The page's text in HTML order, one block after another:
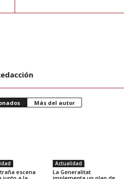
Más del autor
escena
Actualidad
La Generalitat